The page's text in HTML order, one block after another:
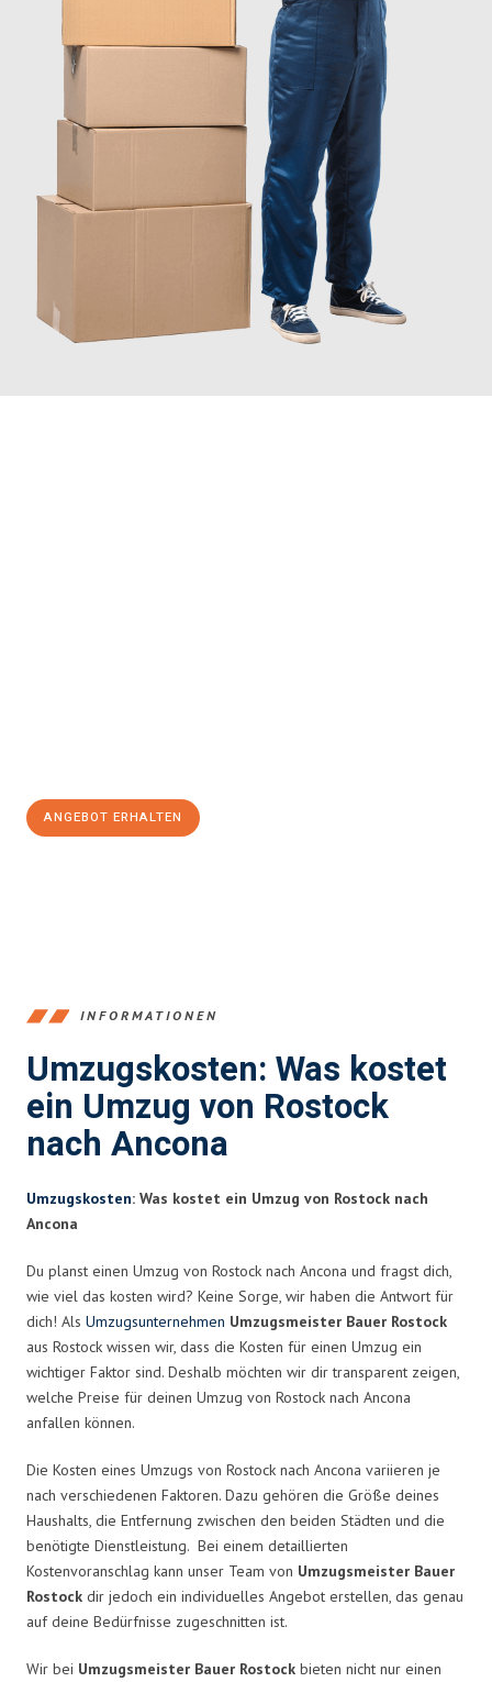
ANGEBOT ERHALTEN
INFORMATIONEN
Umzugskosten: Was kostet
ein Umzug von Rostock
nach Ancona
Umzugskosten: Was kostet ein Umzug von Rostock nach
Ancona
Du planst einen Umzug von Rostock nach Ancona und fragst dich,
wie viel das kosten wird? Keine Sorge, wir haben die Antwort für
dich! Als Umzugsunternehmen Umzugsmeister Bauer Rostock
aus Rostock wissen wir, dass die Kosten für einen Umzug ein
wichtiger Faktor sind. Deshalb möchten wir dir transparent zeigen,
welche Preise für deinen Umzug von Rostock nach Ancona
anfallen können.
Die Kosten eines Umzugs von Rostock nach Ancona variieren je
nach verschiedenen Faktoren. Dazu gehören die Größe deines
Haushalts, die Entfernung zwischen den beiden Städten und die
benötigte Dienstleistung. Bei einem detaillierten
Kostenvoranschlag kann unser Team von Umzugsmeister Bauer
Rostock dir jedoch ein individuelles Angebot erstellen, das genau
auf deine Bedürfnisse zugeschnitten ist.
Wir bei Umzugsmeister Bauer Rostock bieten nicht nur einen